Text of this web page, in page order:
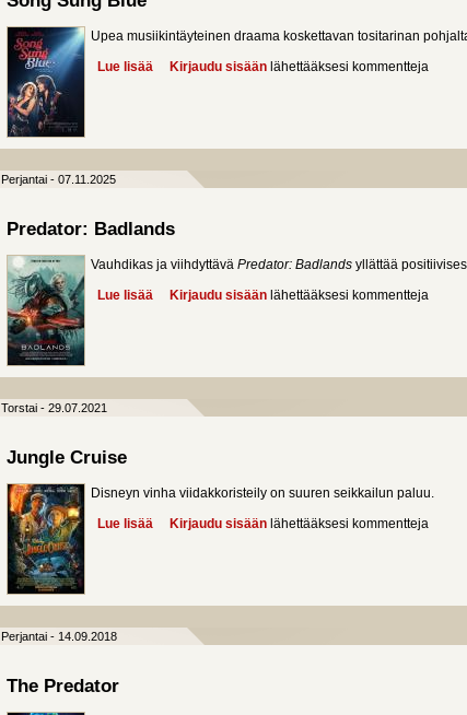
Upea musiikintäyteinen draama koskettavan tositarinan
Lue lisää about Song Sung Blue
Kirjaudu sisään lähettääksesi kommentteja
Perjantai - 07.11.2025
Predator: Badlands
Vauhdikas ja viihdyttävä Predator: Badlands yllättää
Lue lisää about Predator: Badlands
Kirjaudu sisään lähettääksesi kommentteja
Torstai - 29.07.2021
Jungle Cruise
Disneyn vinha viidakkoristeily on suuren seikkailun paluu.
Lue lisää about Jungle Cruise
Kirjaudu sisään lähettääksesi kommentteja
Perjantai - 14.09.2018
The Predator